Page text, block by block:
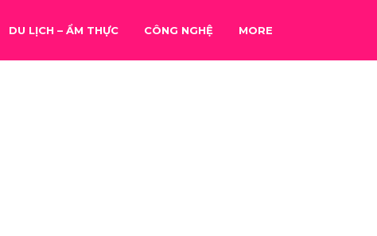
DU LỊCH – ẨM THỰC CÔNG NGHỆ MORE